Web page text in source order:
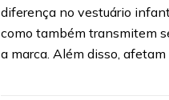
diferença no vestuário
como também transmitem
a marca. Além disso,